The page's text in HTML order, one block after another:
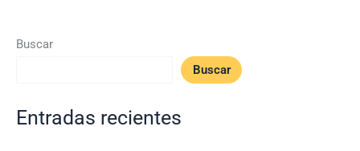
Buscar
Buscar
Entradas recientes